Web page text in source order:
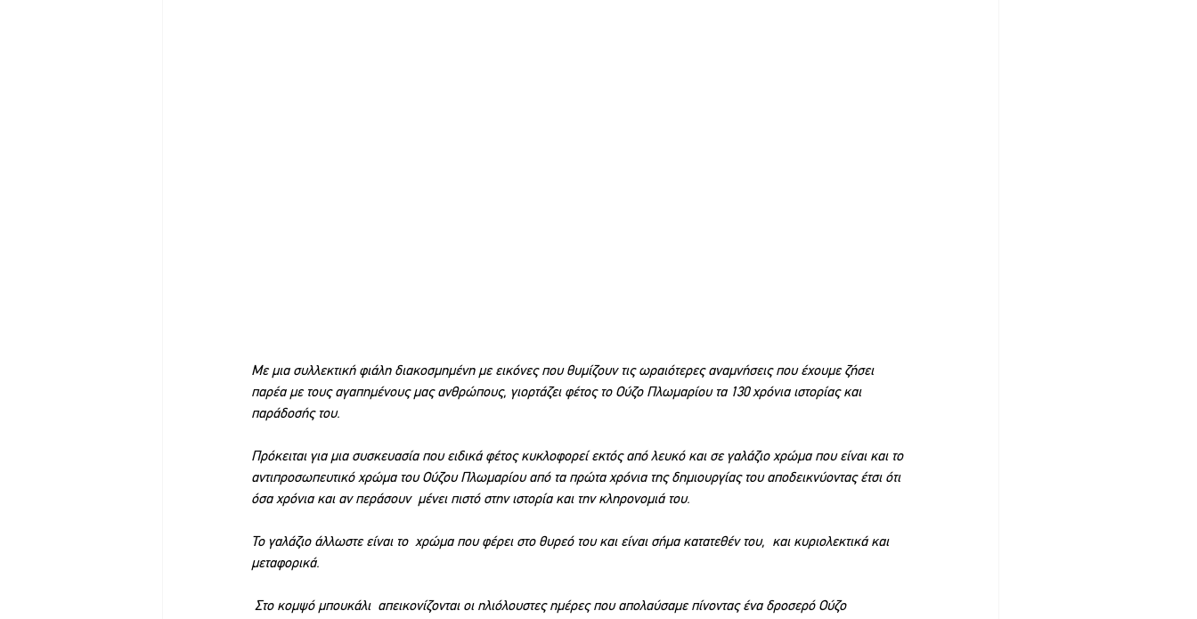
Με μια συλλεκτική φιάλη διακοσμημένη με εικόνες που θυμίζουν τις ωραιότερες αναμνήσεις που έχουμε ζήσει
παρέα με τους αγαπημένους μας ανθρώπους, γιορτάζει φέτος το Ούζο Πλωμαρίου τα 130 χρόνια ιστορίας και
παράδοσής του.
Πρόκειται για μια συσκευασία που ειδικά φέτος κυκλοφορεί εκτός από λευκό και σε γαλάζιο χρώμα που είναι και το
αντιπροσωπευτικό χρώμα του Ούζου Πλωμαρίου από τα πρώτα χρόνια της δημιουργίας του αποδεικνύοντας έτσι ότι
όσα χρόνια και αν περάσουν  μένει πιστό στην ιστορία και την κληρονομιά του.
Το γαλάζιο άλλωστε είναι το  χρώμα που φέρει στο θυρεό του και είναι σήμα κατατεθέν του,  και κυριολεκτικά και
μεταφορικά.
Στο κομψό μπουκάλι  απεικονίζονται οι ηλιόλουστες ημέρες που απολαύσαμε πίνοντας ένα δροσερό Ούζο